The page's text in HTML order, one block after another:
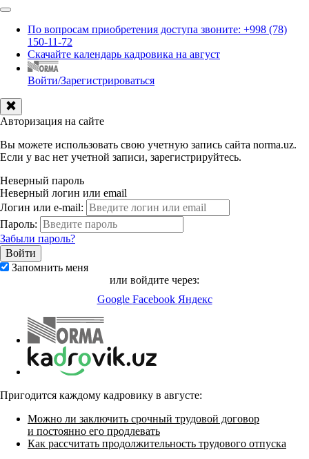
По вопросам приобретения доступа звоните: +998 (78)
150-11-72
Скачайте календарь кадровика на август
Войти/Зарегистрироваться
Авторизация на сайте
Вы можете использовать свою учетную запись сайта norma.uz.
Если у вас нет учетной записи, зарегистрируйтесь.
Неверный пароль
Неверный логин или email
Логин или e-mail:
Пароль:
Забыли пароль?
Запомнить меня
или войдите через:
Google Facebook Яндекс
Пригодится каждому кадровику в августе:
Можно ли заключить срочный трудовой договор
и постоянно его продлевать
Как рассчитать продолжительность трудового отпуска